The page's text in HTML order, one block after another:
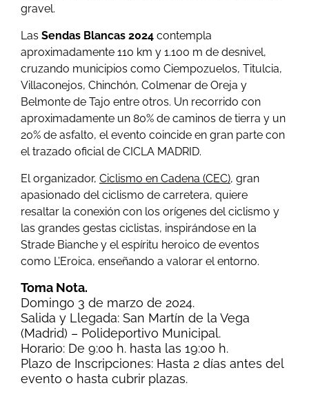
gravel.
Las Sendas Blancas 2024 contempla
aproximadamente 110 km y 1.100 m de desnivel,
cruzando municipios como Ciempozuelos, Titulcia,
Villaconejos, Chinchón, Colmenar de Oreja y
Belmonte de Tajo entre otros. Un recorrido con
aproximadamente un 80% de caminos de tierra y un
20% de asfalto, el evento coincide en gran parte con
el trazado oficial de CICLA MADRID.
El organizador, Ciclismo en Cadena (CEC), gran
apasionado del ciclismo de carretera, quiere
resaltar la conexión con los orígenes del ciclismo y
las grandes gestas ciclistas, inspirándose en la
Strade Bianche y el espíritu heroico de eventos
como L’Eroica, enseñando a valorar el entorno.
Toma Nota.
Domingo 3 de marzo de 2024.
Salida y Llegada: San Martín de la Vega
(Madrid) – Polideportivo Municipal.
Horario: De 9:00 h. hasta las 19:00 h.
Plazo de Inscripciones: Hasta 2 días antes del
evento o hasta cubrir plazas.